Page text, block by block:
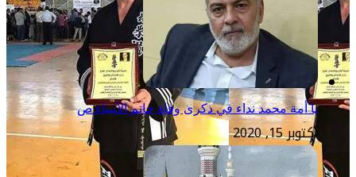
يا أمة محمد نداء في ذكرى وفاة خاتم الأنبياء ص
أكتوبر 15, 2020